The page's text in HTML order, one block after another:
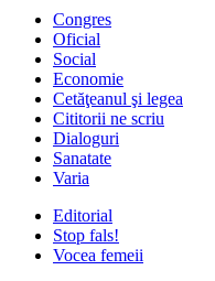
Congres
Oficial
Social
Economie
Cetăţeanul şi legea
Cititorii ne scriu
Dialoguri
Sanatate
Varia
Editorial
Stop fals!
Vocea femeii